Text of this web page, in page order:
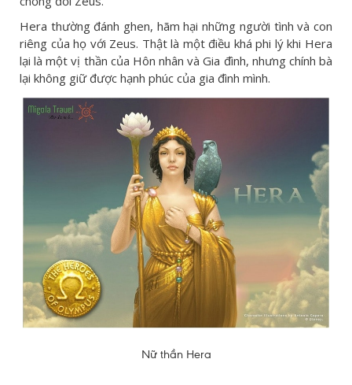
Hera thường đánh ghen, hãm hại những người tình và con
riêng của họ với Zeus. Thật là một điều khá phi lý khi Hera
lại là một vị thần của Hôn nhân và Gia đình, nhưng chính bà
lại không giữ được hạnh phúc của gia đình mình.
Nữ thần Hera